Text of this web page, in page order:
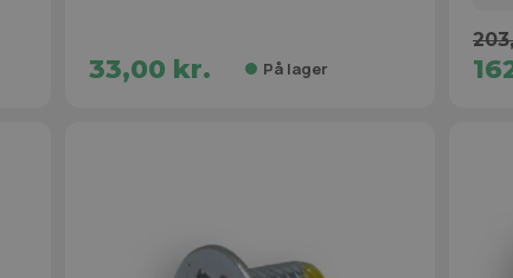
33,00 kr. På lager